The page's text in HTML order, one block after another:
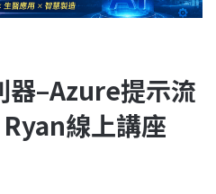
器–Azure提示流
線上講座